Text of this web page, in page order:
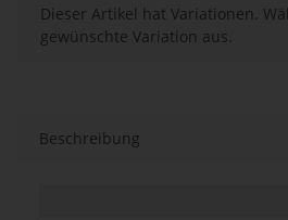
xDieser Artikel hat Variationen.
gewünschte Variation aus.
Beschreibung